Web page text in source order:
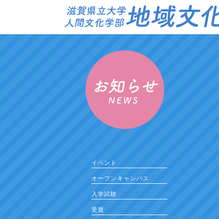
イベント
オープンキャンパス
入学試験
受賞